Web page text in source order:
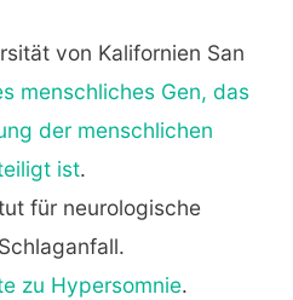
von Kalifornien San
menschliches Gen, das
der menschlichen
ist.
für neurologische
zu Hypersomnie.